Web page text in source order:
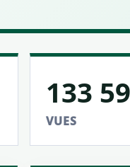
133
VUES